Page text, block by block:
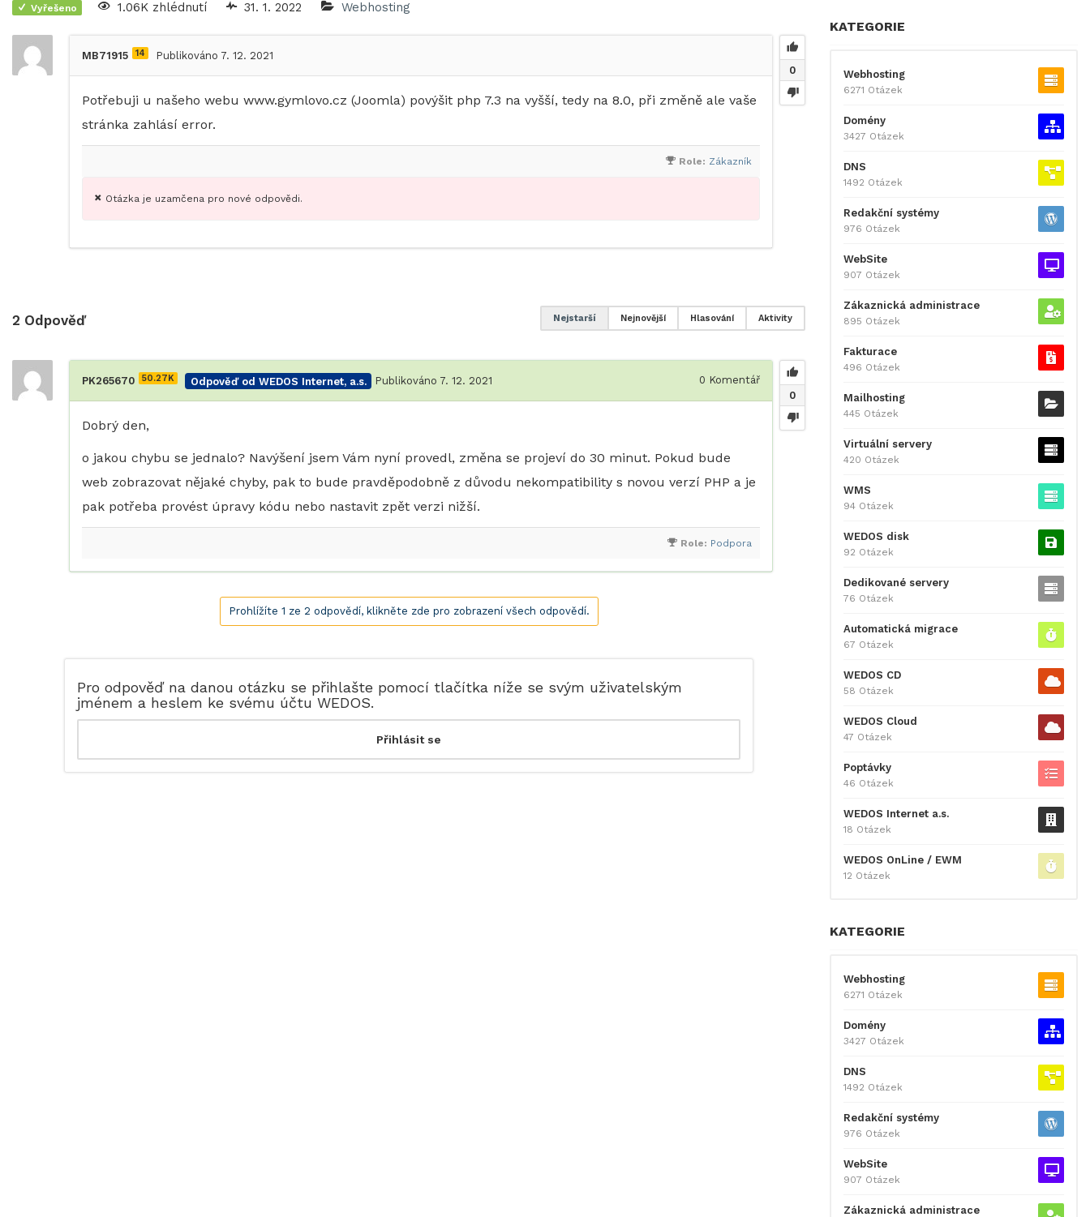
Vyřešeno 1.06K zhlédnutí 31. 1. 2022 Webhosting
0
MB71915 14 Publikováno 7. 12. 2021
Potřebuji u našeho webu www.gymlovo.cz (Joomla) povýšit php 7.3 na vyšší, tedy na 8.0, při změně ale vaše
stránka zahlásí error.
Role: Zákazník
Otázka je uzamčena pro nové odpovědi.
2 Odpověď Aktivity
Hlasování
Nejnovější
Nejstarší
0
PK265670 50.27K Odpověď od WEDOS Internet, a.s. Publikováno 7. 12. 2021 0 Komentář
Dobrý den,
o jakou chybu se jednalo? Navýšení jsem Vám nyní provedl, změna se projeví do 30 minut. Pokud bude
web zobrazovat nějaké chyby, pak to bude pravděpodobně z důvodu nekompatibility s novou verzí PHP a je
pak potřeba provést úpravy kódu nebo nastavit zpět verzi nižší.
Role: Podpora
Prohlížíte 1 ze 2 odpovědí, klikněte zde pro zobrazení všech odpovědí.
Pro odpověď na danou otázku se přihlašte pomocí tlačítka níže se svým uživatelským
jménem a heslem ke svému účtu WEDOS.
KATEGORIE
Webhosting
6271 Otázek
Domény
3427 Otázek
DNS
1492 Otázek
Redakční systémy
976 Otázek
WebSite
907 Otázek
Zákaznická administrace
895 Otázek
Fakturace
496 Otázek
Mailhosting
445 Otázek
Virtuální servery
420 Otázek
WMS
94 Otázek
WEDOS disk
92 Otázek
Dedikované servery
76 Otázek
Automatická migrace
67 Otázek
WEDOS CD
58 Otázek
WEDOS Cloud
47 Otázek
Poptávky
46 Otázek
WEDOS Internet a.s.
18 Otázek
WEDOS OnLine / EWM
12 Otázek
KATEGORIE
Webhosting
6271 Otázek
Domény
3427 Otázek
DNS
1492 Otázek
Redakční systémy
976 Otázek
WebSite
907 Otázek
Zákaznická administrace